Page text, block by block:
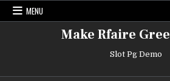
Skip
MENU
Make Rfaire
Slot Pg Demo